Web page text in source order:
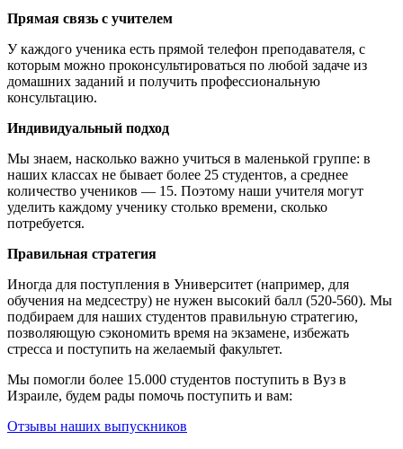
Прямая связь с учителем
У каждого ученика есть прямой телефон преподавателя, с
которым можно проконсультироваться по любой задаче из
домашних заданий и получить профессиональную
консультацию.
Индивидуальный подход
Мы знаем, насколько важно учиться в маленькой группе: в
наших классах не бывает более 25 студентов, а среднее
количество учеников — 15. Поэтому наши учителя могут
уделить каждому ученику столько времени, сколько
потребуется.
Правильная стратегия
Иногда для поступления в Университет (например, для
обучения на медсестру) не нужен высокий балл (520-560). Мы
подбираем для наших студентов правильную стратегию,
позволяющую сэкономить время на экзамене, избежать
стресса и поступить на желаемый факультет.
Мы помогли более 15.000 студентов поступить в Вуз в
Израиле, будем рады помочь поступить и вам:
Отзывы наших выпускников